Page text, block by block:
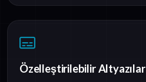
Özelleştirilebilir Altyazılar